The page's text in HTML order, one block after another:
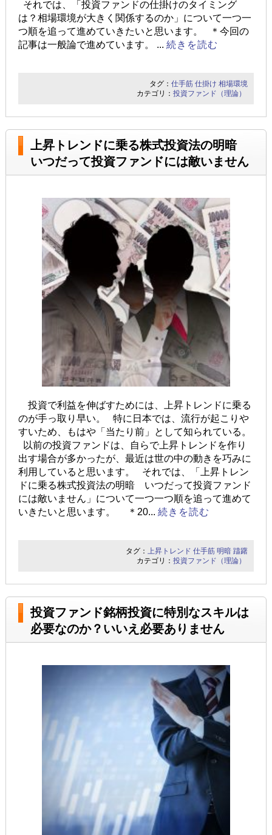
それでは、「投資ファンドの仕掛けのタイミング
は？相場環境が大きく関係するのか」について一つ一
つ順を追って進めていきたいと思います。 ＊今回の
記事は一般論で進めています。 ... 続きを読む
タグ：仕手筋 仕掛け 相場環境
カテゴリ：投資ファンド（理論）
上昇トレンドに乗る株式投資法の明暗
いつだって投資ファンドには敵いません
投資で利益を伸ばすためには、上昇トレンドに乗る
のが手っ取り早い。 特に日本では、流行が起こりや
すいため、もはや「当たり前」として知られている。
以前の投資ファンドは、自らで上昇トレンドを作り
出す場合が多かったが、最近は世の中の動きを巧みに
利用していると思います。 それでは、「上昇トレン
ドに乗る株式投資法の明暗 いつだって投資ファンド
には敵いません」について一つ一つ順を追って進めて
いきたいと思います。 ＊20... 続きを読む
タグ：上昇トレンド 仕手筋 明暗 躊躇
カテゴリ：投資ファンド（理論）
投資ファンド銘柄投資に特別なスキルは
必要なのか？いいえ必要ありません